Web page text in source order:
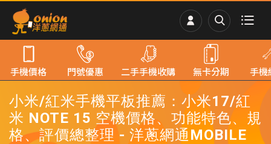
小米/紅米手機平板推薦：小米17/紅
米 NOTE 15 空機價格、功能特色、規
格、評價總整理 - 洋蔥網通MOBILE
手機價格 門號優惠 二手手機收購 無卡分期 手機